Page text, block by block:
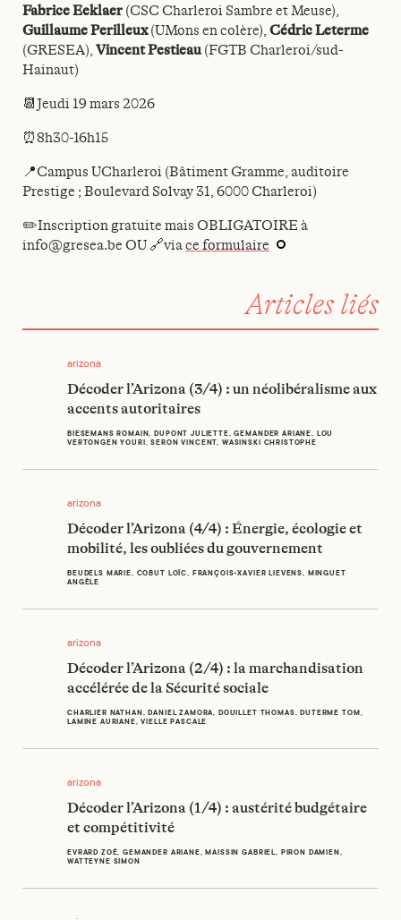
Fabrice Eeklaer (CSC Charleroi Sambre et Meuse),
Guillaume Perilleux(UMons en colère), Cédric Leterme
(GRESEA), Vincent Pestieau(FGTB Charleroi/sud-
Hainaut)
📆Jeudi 19 mars 2026
⏰8h30-16h15
📍Campus UCharleroi (Bâtiment Gramme, auditoire
Prestige ; Boulevard Solvay 31, 6000 Charleroi)
✏️Inscription gratuite mais OBLIGATOIRE à
info@gresea.be OU 🔗viace formulaire
Articles liés
arizona
Décoder l’Arizona (3/4) : un néolibéralisme aux
accents autoritaires
BIESEMANS ROMAIN, DUPONT JULIETTE, GEMANDER ARIANE, LOU
VERTONGEN YOURI, SERON VINCENT, WASINSKI CHRISTOPHE
arizona
Décoder l’Arizona (4/4) : Énergie, écologie et
mobilité, les oubliées du gouvernement
BEUDELS MARIE, COBUT LOÏC, FRANÇOIS-XAVIER LIEVENS, MINGUET
ANGÈLE
arizona
Décoder l’Arizona (2/4) : la marchandisation
accélérée de la Sécurité sociale
CHARLIER NATHAN, DANIEL ZAMORA, DOUILLET THOMAS, DUTERME TOM,
LAMINE AURIANE, VIELLE PASCALE
arizona
Décoder l’Arizona (1/4) : austérité budgétaire
et compétitivité
EVRARD ZOÉ, GEMANDER ARIANE, MAISSIN GABRIEL, PIRON DAMIEN,
WATTEYNE SIMON